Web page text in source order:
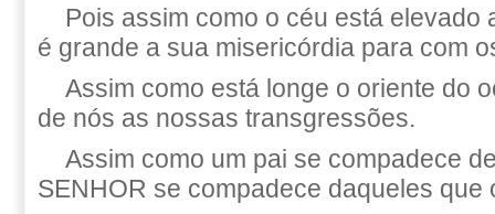
Pois assim como o céu está elevado
é grande a sua misericórdia para com
Assim como está longe o oriente do
de nós as nossas transgressões.
Assim como um pai se compadece
SENHOR se compadece daqueles que